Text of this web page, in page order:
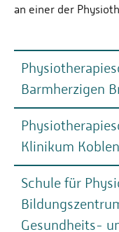
an einer der
Barmherzigen
Barmherzigen
www.bk-trier.de
Nordallee 1
54292 Trier
Klinikum
Klinikum
Schule für
Gesundheits-